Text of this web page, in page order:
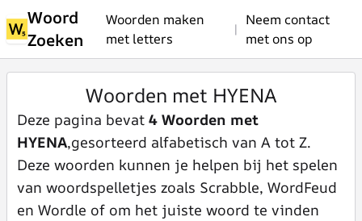
Woord
Zoeken
Woorden maken
met letters
|
Neem contact
met ons op
Woorden met HYENA
Deze pagina bevat 4 Woorden met
HYENA,gesorteerd alfabetisch van A tot Z.
Deze woorden kunnen je helpen bij het spelen
van woordspelletjes zoals Scrabble, WordFeud
en Wordle of om het juiste woord te vinden